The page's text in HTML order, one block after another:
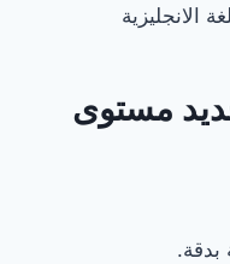
الانجليزية
مستوى
بدقة.